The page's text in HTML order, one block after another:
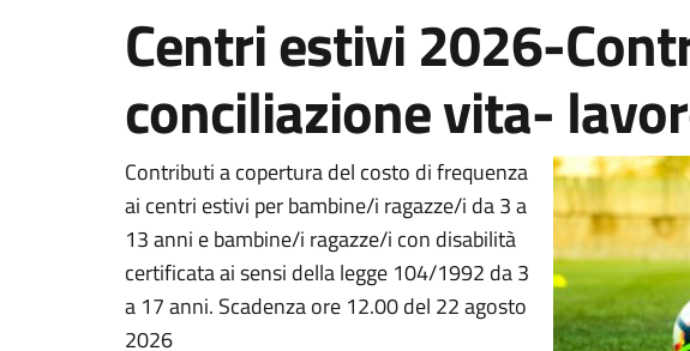
Centri estivi 2026-
conciliazione vita-
Contributi a copertura del costo di frequenza
ai centri estivi per bambine/i ragazze/i da 3 a
13 anni e bambine/i ragazze/i con disabilità
certificata ai sensi della legge 104/1992 da 3
a 17 anni. Scadenza ore 12.00 del 22 agosto
2026